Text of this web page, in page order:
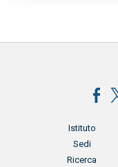
Menu footer
Istituto
Sedi
Ricerca